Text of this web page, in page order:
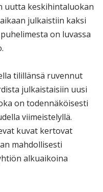
uutta keskihintaluokan
julkaistiin kaksi
on luvassa
tilillänsä ruvennut
julkaistaisiin uusi
on todennäköisesti
viimeistelyllä.
kuvat kertovat
mahdollisesti
alkuaikoina